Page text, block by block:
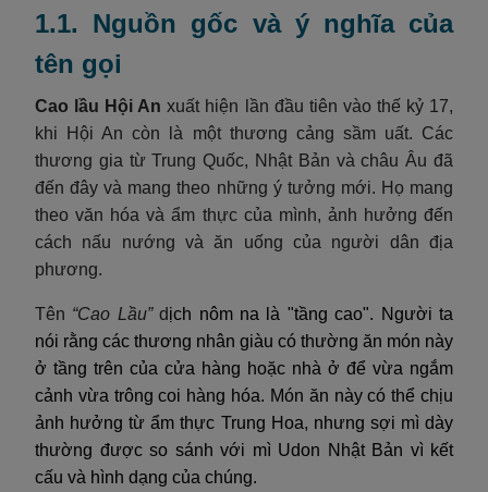
1.1. Nguồn gốc và ý nghĩa của
tên gọi
Cao lầu Hội An xuất hiện lần đầu tiên vào thế kỷ 17,
khi Hội An còn là một thương cảng sầm uất. Các
thương gia từ Trung Quốc, Nhật Bản và châu Âu đã
đến đây và mang theo những ý tưởng mới. Họ mang
theo văn hóa và ẩm thực của mình, ảnh hưởng đến
cách nấu nướng và ăn uống của người dân địa
phương.
Tên “Cao Lầu”dịch nôm na là "tầng cao". Người ta
nói rằng các thương nhân giàu có thường ăn món này
ở tầng trên của cửa hàng hoặc nhà ở để vừa ngắm
cảnh vừa trông coi hàng hóa. Món ăn này có thể chịu
ảnh hưởng từ ẩm thực Trung Hoa, nhưng sợi mì dày
thường được so sánh với mì Udon Nhật Bản vì kết
cấu và hình dạng của chúng.